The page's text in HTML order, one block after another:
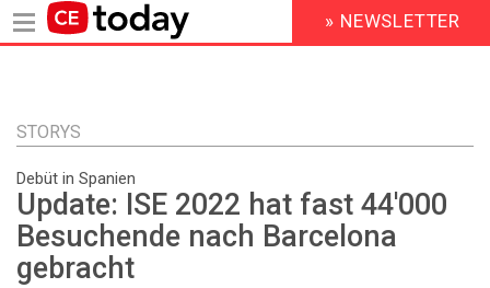
Inhalt
HEADER
MENU
» NEWSLETTER
STORYS
Debüt in Spanien
Update: ISE 2022 hat fast 44'000
Besuchende nach Barcelona
gebracht